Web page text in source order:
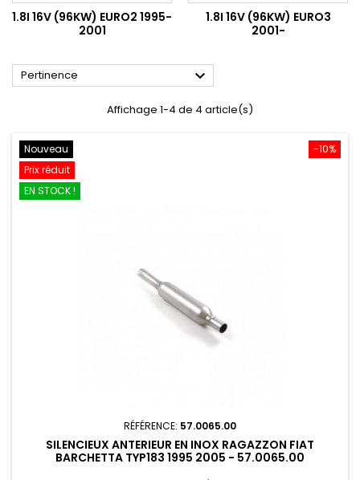
1.8I 16V (96KW) EURO2 1995-
2001
1.8I 16V (96KW) EURO3
2001-
Pertinence 
Affichage 1-4 de 4 article(s)
-10%
Nouveau
Prix réduit
EN STOCK !
RÉFÉRENCE: 57.0065.00
SILENCIEUX ANTERIEUR EN INOX RAGAZZON FIAT
BARCHETTA TYP183 1995 2005 - 57.0065.00